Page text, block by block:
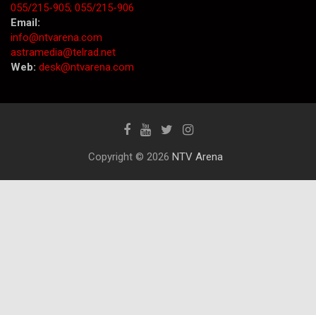
055/215-905; 055/215-906
Email:
info@ntvarena.com
astramedia@telrad.net
Web: desk@ntvarena.com
Copyright © 2026 NTV Arena